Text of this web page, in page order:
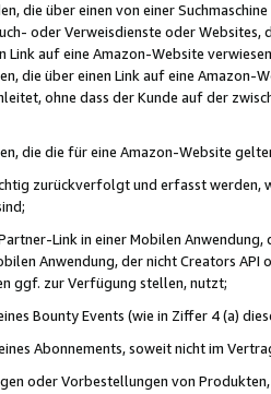
die über einen von einer
oder Verweisdienste oder Websites,
Link auf eine Amazon-Website
die über einen Link auf eine
ohne dass der Kunde auf der
die die für eine Amazon-Website
zurückverfolgt und erfasst werden,
Link in einer Mobilen
Anwendung, der nicht Creators
ggf. zur Verfügung stellen, nutzt;
Bounty Events (wie in Ziffer 4 (a)
Abonnements, soweit nicht im
oder Vorbestellungen von